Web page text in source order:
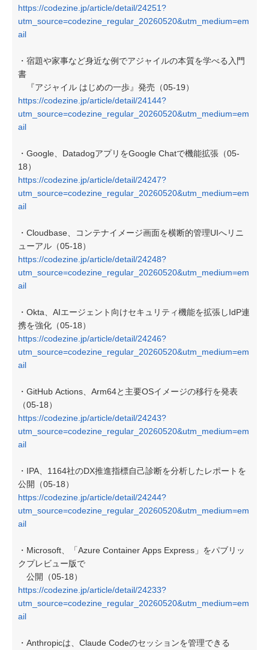
https://codezine.jp/article/detail/24251?
utm_source=codezine_regular_20260520&utm_medium=em
ail
・宿題や家事など身近な例でアジャイルの本質を学べる入門
書
『アジャイル はじめの一歩』発売（05-19）
https://codezine.jp/article/detail/24144?
utm_source=codezine_regular_20260520&utm_medium=em
ail
・Google、DatadogアプリをGoogle Chatで機能拡張（05-
18）
https://codezine.jp/article/detail/24247?
utm_source=codezine_regular_20260520&utm_medium=em
ail
・Cloudbase、コンテナイメージ画面を横断的管理UIへリニ
ューアル（05-18）
https://codezine.jp/article/detail/24248?
utm_source=codezine_regular_20260520&utm_medium=em
ail
・Okta、AIエージェント向けセキュリティ機能を拡張しIdP連
携を強化（05-18）
https://codezine.jp/article/detail/24246?
utm_source=codezine_regular_20260520&utm_medium=em
ail
・GitHub Actions、Arm64と主要OSイメージの移行を発表
（05-18）
https://codezine.jp/article/detail/24243?
utm_source=codezine_regular_20260520&utm_medium=em
ail
・IPA、1164社のDX推進指標自己診断を分析したレポートを
公開（05-18）
https://codezine.jp/article/detail/24244?
utm_source=codezine_regular_20260520&utm_medium=em
ail
・Microsoft、「Azure Container Apps Express」をパブリッ
クプレビュー版で
公開（05-18）
https://codezine.jp/article/detail/24233?
utm_source=codezine_regular_20260520&utm_medium=em
ail
・Anthropicは、Claude Codeのセッションを管理できる